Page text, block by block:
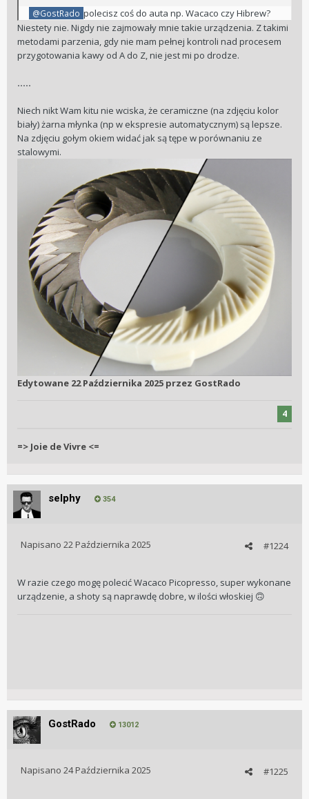
@GostRado polecisz coś do auta np. Wacaco czy Hibrew?
Niestety nie. Nigdy nie zajmowały mnie takie urządzenia. Z takimi
metodami parzenia, gdy nie mam pełnej kontroli nad procesem
przygotowania kawy od A do Z, nie jest mi po drodze.
.....
Niech nikt Wam kitu nie wciska, że ceramiczne (na zdjęciu kolor
biały) żarna młynka (np w ekspresie automatycznym) są lepsze.
Na zdjęciu gołym okiem widać jak są tępe w porównaniu ze
stalowymi.
Edytowane 22 Października 2025 przez GostRado
4
=> Joie de Vivre <=
selphy 354
#1224
Napisano 22 Października 2025
W razie czego mogę polecić Wacaco Picopresso, super wykonane
urządzenie, a shoty są naprawdę dobre, w ilości włoskiej 🙃
GostRado 13012
#1225
Napisano 24 Października 2025